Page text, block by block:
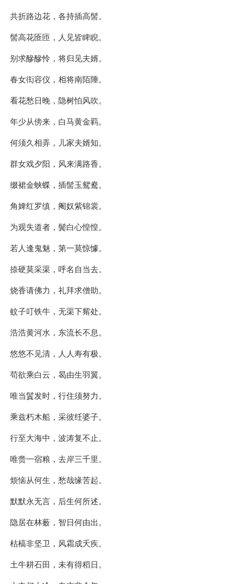
共折路边花，各持插高髻。
髻高花匼匝，人见皆睥睨。
别求醦醦怜，将归见夫婿。
春女衒容仪，相将南陌陲。
看花愁日晚，隐树怕风吹。
年少从傍来，白马黄金羁。
何须久相弄，儿家夫婿知。
群女戏夕阳，风来满路香。
缀裙金蛱蝶，插髻玉鸳鸯。
角婢红罗缜，阉奴紫锦裳。
为观失道者，鬓白心惶惶。
若人逢鬼魅，第一莫惊懅。
捺硬莫采渠，呼名自当去。
烧香请佛力，礼拜求僧助。
蚊子叮铁牛，无渠下觜处。
浩浩黄河水，东流长不息。
悠悠不见清，人人寿有极。
苟欲乘白云，曷由生羽翼。
唯当鬒发时，行住须努力。
乘兹朽木船，采彼纴婆子。
行至大海中，波涛复不止。
唯赍一宿粮，去岸三千里。
烦恼从何生，愁哉缘苦起。
默默永无言，后生何所述。
隐居在林薮，智日何由出。
枯槁非坚卫，风霜成夭疾。
土牛耕石田，未有得稻日。